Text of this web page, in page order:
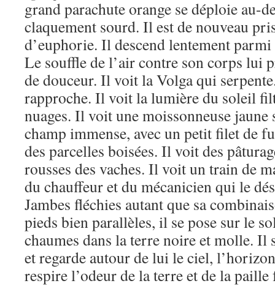
grand parachute orange se déploie au-
claquement sourd. Il est de nouveau
d’euphorie. Il descend lentement
Le souffle de l’air contre son corps lui
de douceur. Il voit la Volga qui
rapproche. Il voit la lumière du soleil
nuages. Il voit une moissonneuse jaune
champ immense, avec un petit filet de
des parcelles boisées. Il voit des
rousses des vaches. Il voit un train de
du chauffeur et du mécanicien qui le
Jambes fléchies autant que sa
pieds bien parallèles, il se pose sur le
chaumes dans la terre noire et molle. Il
et regarde autour de lui le ciel,
respire l’odeur de la terre et de la